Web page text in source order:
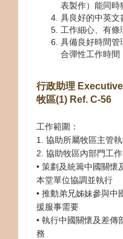
表製作）能同時
具良好的中英文
工作細心、有條
具備良好時間管
合彈性工作時間
行政助理
牧區(1) Ref. C-56
工作範圍：
1. 協助所屬牧區主管
2. 協助牧區內部門工作
• 策劃及統籌中國關懷
本堂單位協調並執行
• 推動弟兄姊妹參與中
援服事需要
• 執行中國關懷及差傳
務